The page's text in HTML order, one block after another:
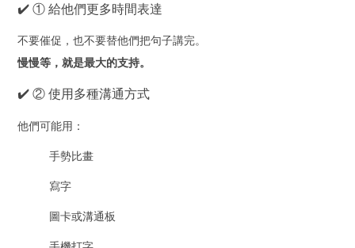
✔️ ① 給他們更多時間表達
不要催促，也不要替他們把句子講完。
慢慢等，就是最大的支持。
✔️ ② 使用多種溝通方式
他們可能用：
手勢比畫
寫字
圖卡或溝通板